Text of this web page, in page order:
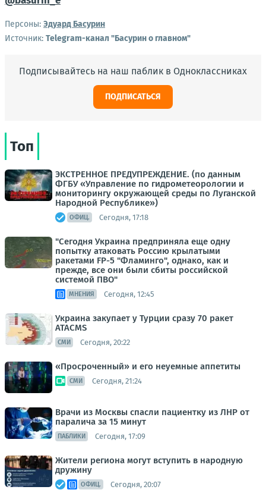
Персоны: Эдуард Басурин
Источник: Telegram-канал "Басурин о главном"
Подписывайтесь на наш паблик в Одноклассниках
ПОДПИСАТЬСЯ
Топ
ЭКСТРЕННОЕ ПРЕДУПРЕЖДЕНИЕ. (по данным
ФГБУ «Управление по гидрометеорологии и
мониторингу окружающей среды по Луганской
Народной Республике»)
ОФИЦ. Сегодня, 17:18
"Сегодня Украина предприняла еще одну
попытку атаковать Россию крылатыми
ракетами FP-5 "Фламинго", однако, как и
прежде, все они были сбиты российской
системой ПВО"
МНЕНИЯ Сегодня, 12:45
Украина закупает у Турции сразу 70 ракет
ATACMS
СМИ Сегодня, 20:22
«Просроченный» и его неуемные аппетиты
СМИ Сегодня, 21:24
Врачи из Москвы спасли пациентку из ЛНР от
паралича за 15 минут
ПАБЛИКИ Сегодня, 17:09
Жители региона могут вступить в народную
дружину
ОФИЦ. Сегодня, 20:07